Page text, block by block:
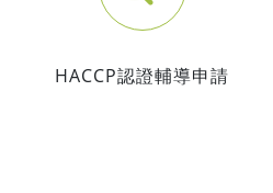
HACCP認證輔導申請